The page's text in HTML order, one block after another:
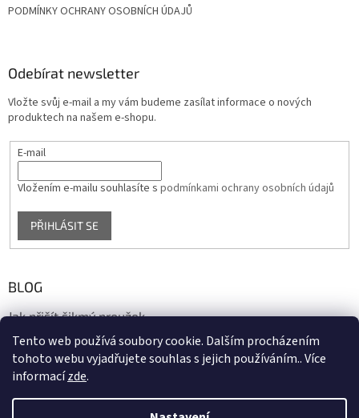
Tento web používá soubory cookie. Dalším procházením
tohoto webu vyjadřujete souhlas s jejich používáním.. Více
informacízde.
PODMÍNKY OCHRANY OSOBNÍCH ÚDAJŮ
Odebírat newsletter
Vložte svůj e-mail a my vám budeme zasílat informace o nových
produktech na našem e-shopu.
E-mail
Vložením e-mailu souhlasíte s podmínkami ochrany osobních údajů
PŘIHLÁSIT SE
BLOG
Jak přišít šikmý proužek
17.10.2020